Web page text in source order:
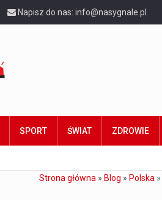
Napisz do nas: info@nasygnale.pl
SPORT ŚWIAT ZDROWIE
Strona główna » Blog » Polska »